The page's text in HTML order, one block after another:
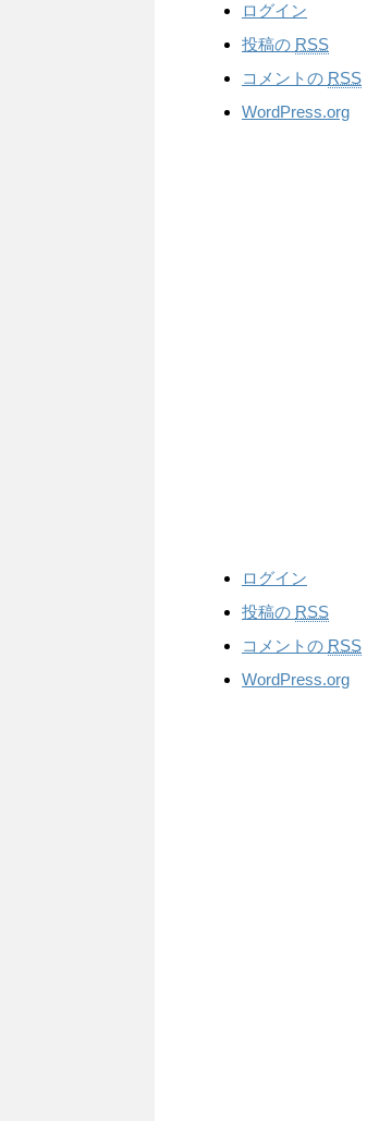
ログイン
投稿の RSS
コメントの RSS
WordPress.org
ログイン
投稿の RSS
コメントの RSS
WordPress.org